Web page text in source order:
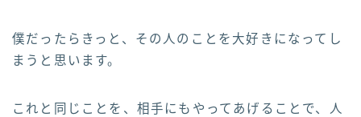
僕だったらきっと、その人のことを大好きになってし
まうと思います。
これと同じことを、相手にもやってあげることで、人